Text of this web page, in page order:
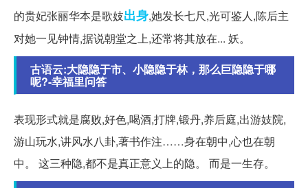
的贵妃张丽华本是歌妓出身,她发长七尺,光可鉴人,陈后主
对她一见钟情,据说朝堂之上,还常将其放在... 妖。
古语云:大隐隐于市、小隐隐于林，那么巨隐隐于哪
呢?-幸福里问答
表现形式就是腐败,好色,喝酒,打牌,锻丹,养后庭,出游妓院,
游山玩水,讲风水八卦,著书作注……身在朝中,心也在朝
中。 这三种隐,都不是真正意义上的隐。 而是一生存。